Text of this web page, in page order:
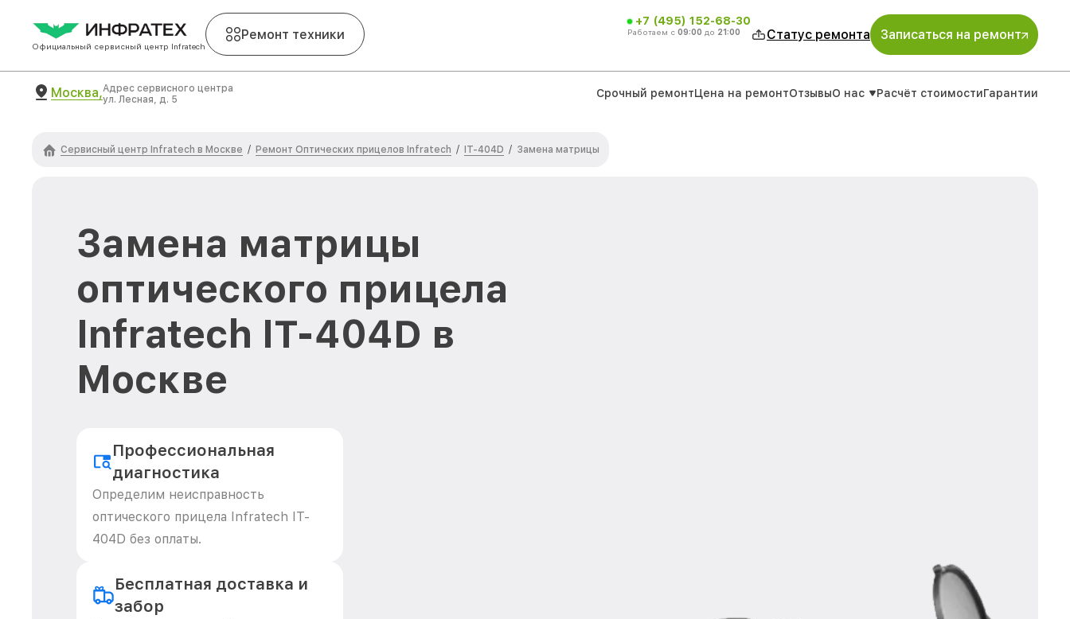
Официальный сервисный центр Infratech
Ремонт техники
+7 (495) 152-68-30
Работаем с 09:00 до 21:00 Статус ремонта Записаться на ремонт
Москва,Адрес сервисного центра
ул. Лесная, д. 5
Срочный ремонтЦена на ремонтОтзывыО нас Расчёт стоимостиГарантии
Сервисный центр Infratech в Москве / Ремонт Оптических прицелов Infratech / IT-404D / Замена матрицы
Замена матрицы
оптического прицела
Infratech IT-404D в
Москве
Профессиональная
диагностика
Определим неисправность
оптического прицела Infratech IT-
404D без оплаты.
Бесплатная доставка и
забор